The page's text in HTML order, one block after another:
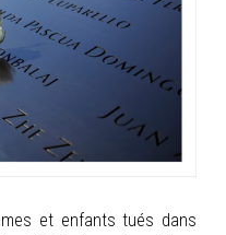
et enfants tués dans